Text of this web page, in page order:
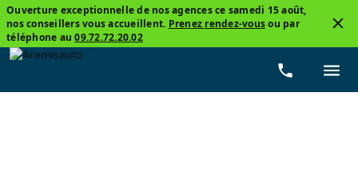
Ouverture exceptionnelle de nos agences ce samedi 15 août,
nos conseillers vous accueillent. Prenez rendez-vousou par
téléphone au09.72.72.20.02
Prix